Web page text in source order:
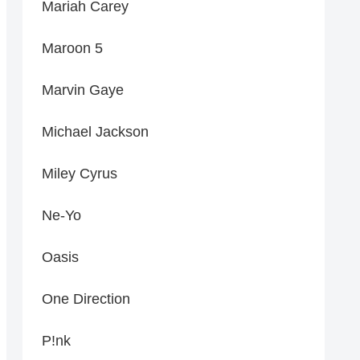
Mariah Carey
Maroon 5
Marvin Gaye
Michael Jackson
Miley Cyrus
Ne-Yo
Oasis
One Direction
P!nk